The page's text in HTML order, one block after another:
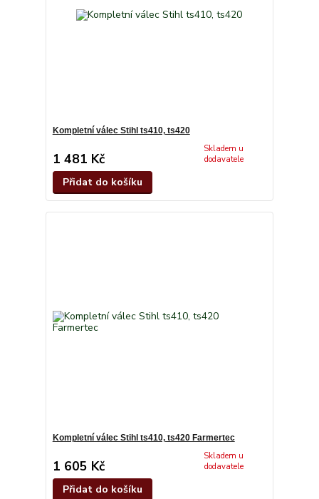
Kompletní válec Stihl ts410, ts420
1 481 Kč
Skladem u
dodavatele
Přidat do košíku
Kompletní válec Stihl ts410, ts420 Farmertec
1 605 Kč
Skladem u
dodavatele
Přidat do košíku